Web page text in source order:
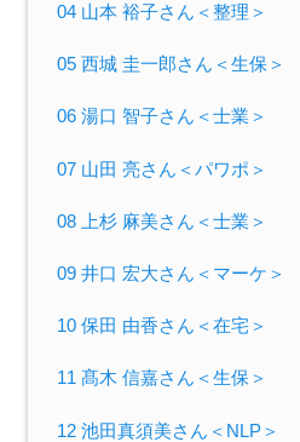
04 山本 裕子さん＜整理＞
05 西城 圭一郎さん＜生保＞
06 湯口 智子さん＜士業＞
07 山田 亮さん＜パワポ＞
08 上杉 麻美さん＜士業＞
09 井口 宏大さん＜マーケ＞
10 保田 由香さん＜在宅＞
11 髙木 信嘉さん＜生保＞
12 池田真須美さん＜NLP＞